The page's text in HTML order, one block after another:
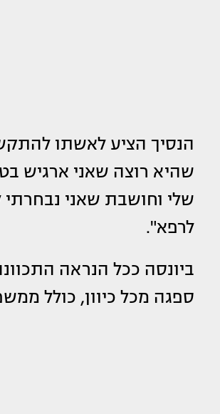
הנסיך הציע לאשתו
שהיא רוצה שאני ארגיש
שלי וחושבת שאני נבחרתי
לרפא".
ביונסה ככל הנראה
ספגה מכל כיוון, כולל